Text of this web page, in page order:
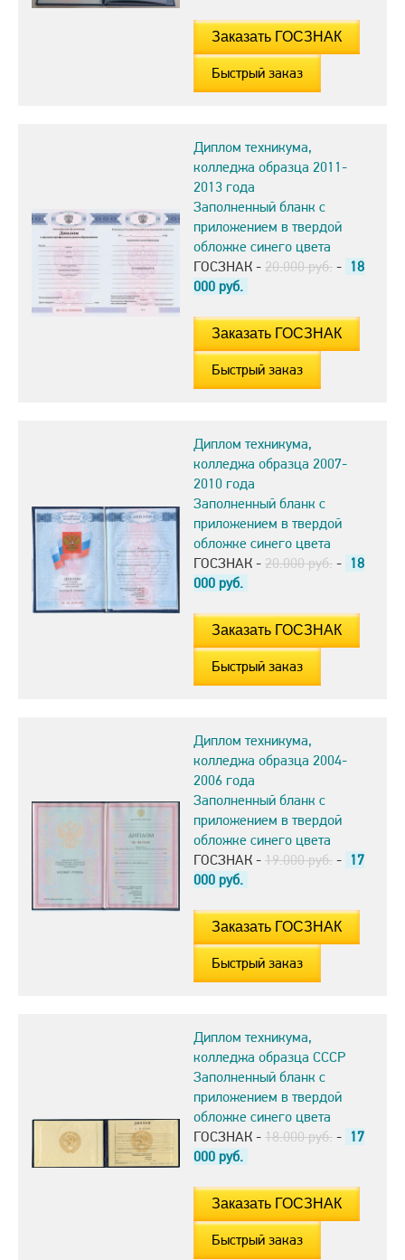
Быстрый заказ
Диплом техникума,
колледжа образца 2011-
2013 года
Заполненный бланк с
приложением в твердой
обложке синего цвета
ГОСЗНАК - 20.000 руб. - 18
000 руб.
Быстрый заказ
Диплом техникума,
колледжа образца 2007-
2010 года
Заполненный бланк с
приложением в твердой
обложке синего цвета
ГОСЗНАК - 20.000 руб. - 18
000 руб.
Быстрый заказ
Диплом техникума,
колледжа образца 2004-
2006 года
Заполненный бланк с
приложением в твердой
обложке синего цвета
ГОСЗНАК - 19.000 руб. - 17
000 руб.
Быстрый заказ
Диплом техникума,
колледжа образца СССР
Заполненный бланк с
приложением в твердой
обложке синего цвета
ГОСЗНАК - 18.000 руб. - 17
000 руб.
Быстрый заказ